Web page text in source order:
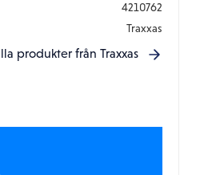
4210762
Traxxas
produkter från Traxxas